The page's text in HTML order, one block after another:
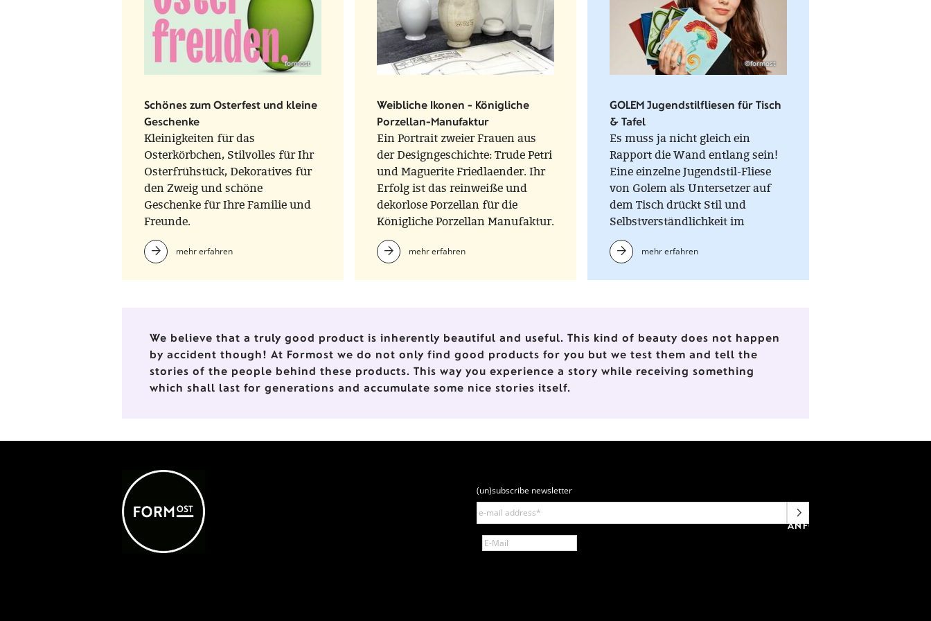
formost
Schönes zum Osterfest und kleine
Geschenke
Kleinigkeiten für das
Osterkörbchen, Stilvolles für Ihr
Osterfrühstück, Dekoratives für
den Zweig und schöne
Geschenke für Ihre Familie und
Freunde.
mehr erfahren
Weibliche Ikonen - Königliche
Porzellan-Manufaktur
Ein Portrait zweier Frauen aus
der Designgeschichte: Trude Petri
und Maguerite Friedlaender. Ihr
Erfolg ist das reinweiße und
dekorlose Porzellan für die
Königliche Porzellan Manufaktur.
Parallel zu Friedländers
ikonischer Vaseserie HALLE,
mehr erfahren
©formost
GOLEM Jugendstilfliesen für Tisch
& Tafel
Es muss ja nicht gleich ein
Rapport die Wand entlang sein!
Eine einzelne Jugendstil-Fliese
von Golem als Untersetzer auf
dem Tisch drückt Stil und
Selbstverständlichkeit im
täglichen Gebrauch aus.
mehr erfahren
We believe that a truly good product is inherently beautiful and useful. This kind of beauty does not happen
by accident though! At Formost we do not only find good products for you but we test them and tell the
stories of the people behind these products. This way you experience a story while receiving something
which shall last for generations and accumulate some nice stories itself.
(un)subscribe newsletter
NEWSLETTERANMELDUNG
ANFORDERN